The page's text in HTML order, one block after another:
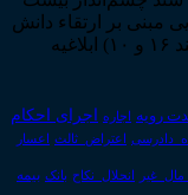
بر ارتقاء دانش
حقوقی جامعه و ترویج فرهنگ قانونمداری (بند ۱۶ و ۱۰) ابلاغیه
رویه اجاره اجرای احکام
اعتراض_ثالث اعسار
انحلال_نکاح بانک بیمه